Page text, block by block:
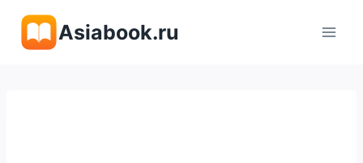
содержимому
Asiabook.ru